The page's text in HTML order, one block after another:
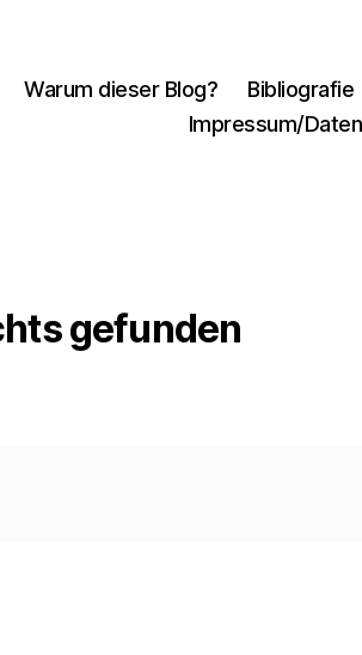
Warum dieser Blog? Bibliografie
Impressum/
gefunden